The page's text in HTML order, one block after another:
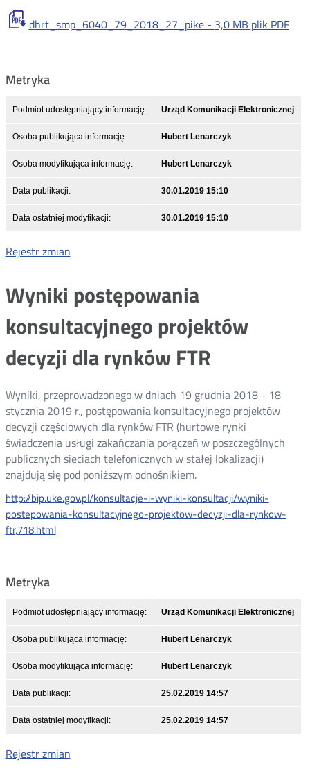
dhrt_smp_6040_79_2018_27_pike - 3,0 MB plik PDF
Metryka
Podmiot udostępniający informację: Urząd Komunikacji Elektronicznej
Osoba publikująca informację: Hubert Lenarczyk
Osoba modyfikująca informację: Hubert Lenarczyk
Data publikacji: 30.01.2019 15:10
Data ostatniej modyfikacji: 30.01.2019 15:10
Rejestr zmian
Wyniki postępowania
konsultacyjnego projektów
decyzji dla rynków FTR
Wyniki, przeprowadzonego w dniach 19 grudnia 2018 - 18
stycznia 2019 r., postępowania konsultacyjnego projektów
decyzji częściowych dla rynków FTR (hurtowe rynki
świadczenia usługi zakańczania połączeń w poszczególnych
publicznych sieciach telefonicznych w stałej lokalizacji)
znajdują się pod poniższym odnośnikiem.
http://bip.uke.gov.pl/konsultacje-i-wyniki-konsultacji/wyniki-
postepowania-konsultacyjnego-projektow-decyzji-dla-rynkow-
ftr,718.html
Metryka
Podmiot udostępniający informację: Urząd Komunikacji Elektronicznej
Osoba publikująca informację: Hubert Lenarczyk
Osoba modyfikująca informację: Hubert Lenarczyk
Data publikacji: 25.02.2019 14:57
Data ostatniej modyfikacji: 25.02.2019 14:57
Rejestr zmian